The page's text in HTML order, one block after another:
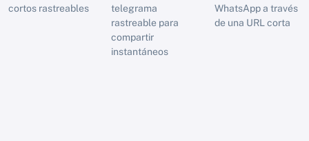
cortos rastreables
telegrama
rastreable para
compartir
instantáneos
WhatsApp a través
de una URL corta